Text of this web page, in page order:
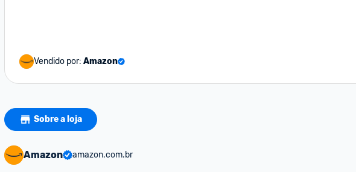
Vendido por: Amazon
Sobre a loja
Amazon amazon.com.br